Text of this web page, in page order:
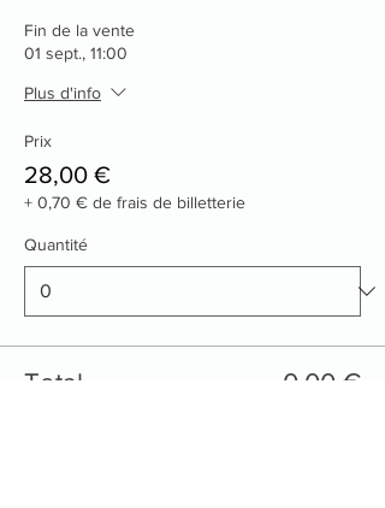
Fin de la vente
01 sept., 11:00
Plus d'info
Prix
28,00 €
+ 0,70 € de frais de billetterie
Quantité
Total 0,00 €